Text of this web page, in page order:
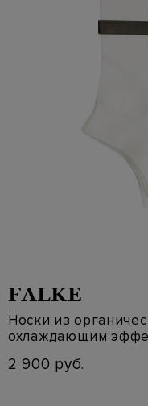
FALKE
Носки из
охлаждающим
2 900 руб.